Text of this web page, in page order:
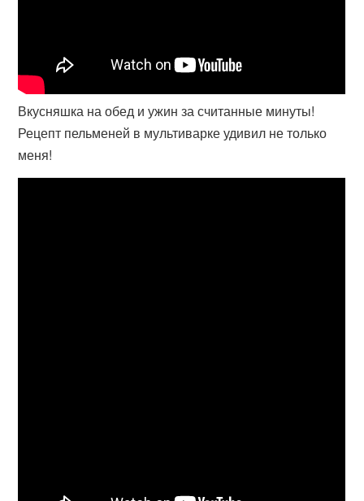
Вкусняшка на обед и ужин за считанные минуты!
Рецепт пельменей в мультиварке удивил не только
меня!